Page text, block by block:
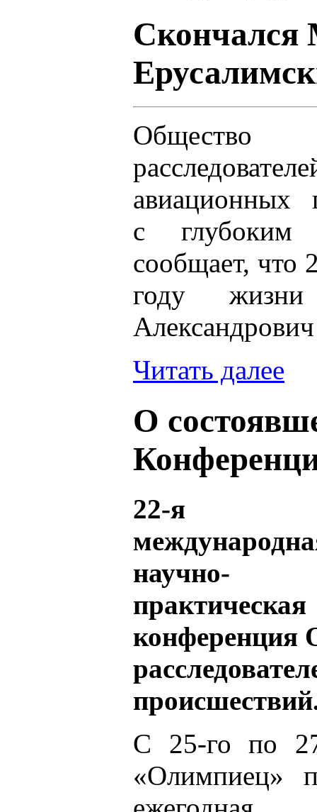
Общество
авиационных
с глубоким
сообщает, что
году
Читать далее
О
22-я
научно-
практическая
конференция
С 25-го по
«Олимпиец»